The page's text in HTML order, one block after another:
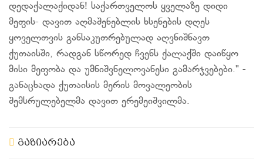
დედაქალაქიდან! საქართველოს ყველაზე დიდი
მეფის- დავით აღმაშენებლის ხსენების დღეს
ყოველთვის განსაკუთრებულად აღვნიშნავთ
ქუთაისში, რადგან სწორედ ჩვენს ქალაქში დაიწყო
მისი მეფობა და უმნიშვნელოვანესი გამარჯვებები." -
განაცხადა ქუთაისის მერის მოვალეობის
შემსრულებელმა დავით ერემეიშვილმა.
გაზიარება